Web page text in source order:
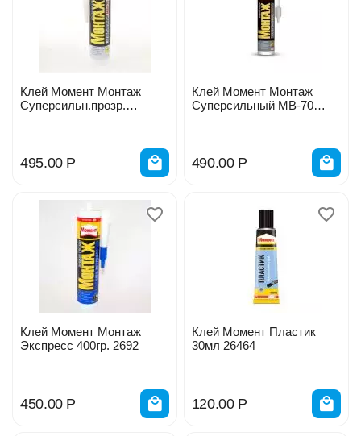
Клей Момент Монтаж
Суперсильн.прозр.
495.00 Р
Клей Момент Монтаж
Суперсильный МВ-70
490.00 Р
Клей Момент Монтаж
Экспресс 400гр. 2692
450.00 Р
Клей Момент Пластик
30мл 26464
120.00 Р